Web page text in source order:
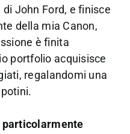
John Ford, e finisce
della mia Canon,
è finita
portfolio acquisisce
regalandomi una
particolarmente